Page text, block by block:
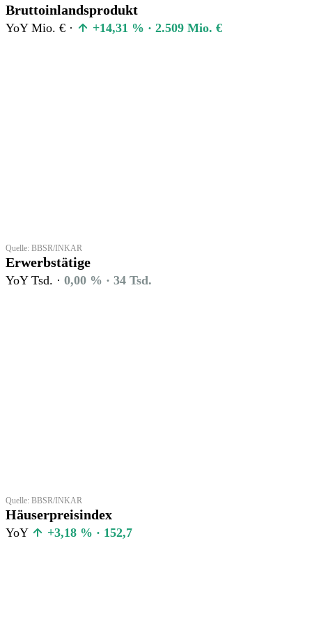
Bruttoinlandsprodukt
YoY Mio. € · +14,31 % · 2.509 Mio. €
Quelle: BBSR/INKAR
Erwerbstätige
YoY Tsd. · 0,00 % · 34 Tsd.
Quelle: BBSR/INKAR
Häuserpreisindex
YoY +3,18 % · 152,7